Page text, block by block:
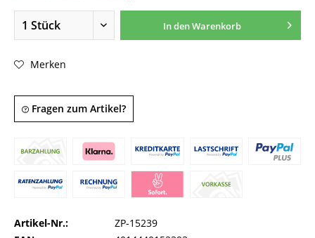
In denWarenkorb
Merken
Fragen zum Artikel?
Artikel-Nr.:
ZP-15239